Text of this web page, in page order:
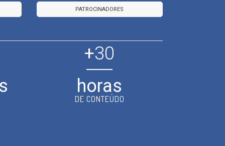
PATROCINADORES
+30
horas
DE CONTEÚDO